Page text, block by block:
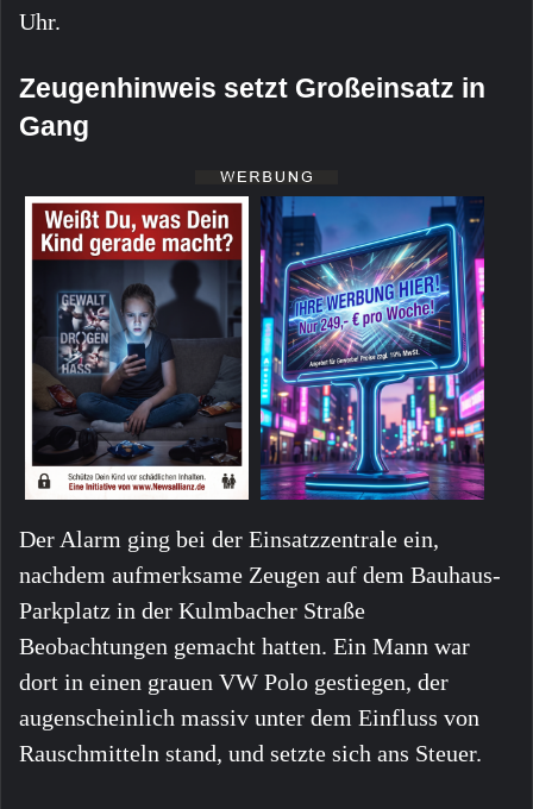
Uhr.
Zeugenhinweis setzt Großeinsatz in
Gang
Der Alarm ging bei der Einsatzzentrale ein,
nachdem aufmerksame Zeugen auf dem Bauhaus-
Parkplatz in der Kulmbacher Straße
Beobachtungen gemacht hatten. Ein Mann war
dort in einen grauen VW Polo gestiegen, der
augenscheinlich massiv unter dem Einfluss von
Rauschmitteln stand, und setzte sich ans Steuer.